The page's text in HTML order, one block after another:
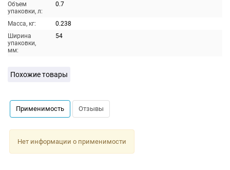
Объем
упаковки, л:
0.7
Масса, кг:
0.238
Ширина
упаковки,
мм:
54
Похожие товары
Применимость Отзывы
Нет информации о применимости